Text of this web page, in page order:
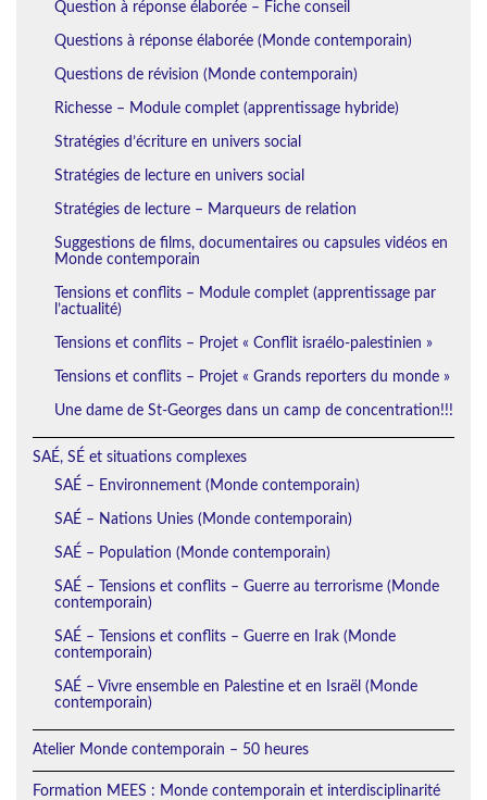
Question à réponse élaborée – Fiche conseil
Questions à réponse élaborée (Monde contemporain)
Questions de révision (Monde contemporain)
Richesse – Module complet (apprentissage hybride)
Stratégies d’écriture en univers social
Stratégies de lecture en univers social
Stratégies de lecture – Marqueurs de relation
Suggestions de films, documentaires ou capsules vidéos en
Monde contemporain
Tensions et conflits – Module complet (apprentissage par
l’actualité)
Tensions et conflits – Projet « Conflit israélo-palestinien »
Tensions et conflits – Projet « Grands reporters du monde »
Une dame de St-Georges dans un camp de concentration!!!
SAÉ, SÉ et situations complexes
SAÉ – Environnement (Monde contemporain)
SAÉ – Nations Unies (Monde contemporain)
SAÉ – Population (Monde contemporain)
SAÉ – Tensions et conflits – Guerre au terrorisme (Monde
contemporain)
SAÉ – Tensions et conflits – Guerre en Irak (Monde
contemporain)
SAÉ – Vivre ensemble en Palestine et en Israël (Monde
contemporain)
Atelier Monde contemporain – 50 heures
Formation MEES : Monde contemporain et interdisciplinarité